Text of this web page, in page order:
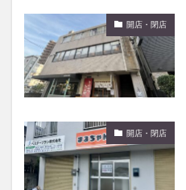
開店・閉店
開店・閉店